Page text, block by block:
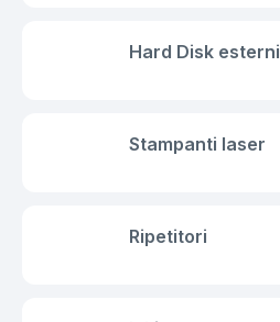
Hard Disk esterni
Stampanti laser
Ripetitori